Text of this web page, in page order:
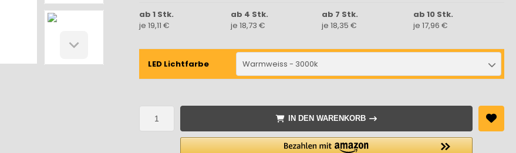
ab 1 Stk.
je 19,11 €
ab 4 Stk.
je 18,73 €
ab 7 Stk.
je 18,35 €
ab 10 Stk.
je 17,96 €
LED Lichtfarbe Warmweiss - 3000k
IN DEN WARENKORB